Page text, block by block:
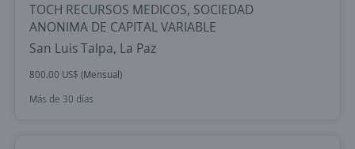
TOCH RECURSOS MEDICOS, SOCIEDAD
ANONIMA DE CAPITAL VARIABLE
San Luis Talpa, La Paz
800.00 US$ (Mensual)
Más de 30 días